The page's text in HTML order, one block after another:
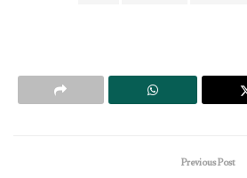
Previous Post